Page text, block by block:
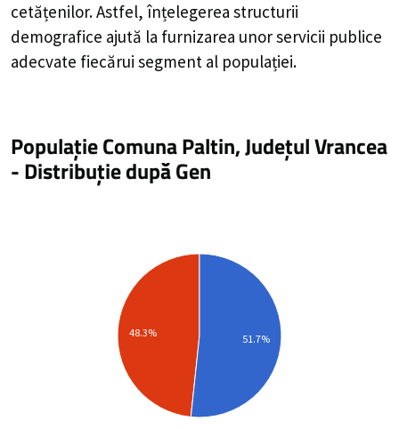
cetățenilor. Astfel, înțelegerea structurii
demografice ajută la furnizarea unor servicii publice
adecvate fiecărui segment al populației.
Populație Comuna Paltin, Județul Vrancea
-Distribuțiedupă Gen
48.3% 51.7%